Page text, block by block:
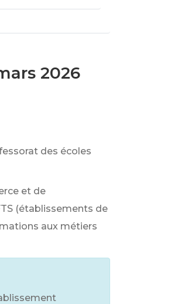
2026
des écoles
et de
(établissements de
aux métiers